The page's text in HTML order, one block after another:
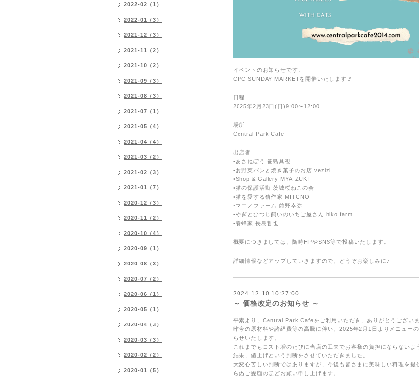
イベントのお知らせです。
CPC SUNDAY MARKETを開催いたします🚩
日程
2025年2月23日(日)9:00〜12:00
場所
Central Park Cafe
出店者
•あさねぼう 笹島具視
•お野菜パンと焼き菓子のお店 vezizi
•Shop & Gallery MYA-ZUKI
•猫の保護活動 茨城桜ねこの会
•猫を愛する猫作家 MITONO
•マエノファーム 前野幸弥
•やぎとひつじ飼いのいちご屋さん hiko farm
•養蜂家 長島哲也
概要につきましては、随時HPやSNS等で投稿いたします。
詳細情報などアップしていきますので、どうぞお楽しみに♪
2024-12-10 10:27:00
～ 価格改定のお知らせ ～
平素より、 Central Park Cafeをご利用いただき、ありがとうございま
昨今の原材料や諸経費等の高騰に伴い、2025年2 月1日よりメニュー
らせいたします。
これまでもコスト増のたびに当店の工夫でお客様の負担にならない
結果、値上げという判断をさせていただきました。
大変心苦しい判断ではありますが、今後も皆さまに美味しい料理を
らぬご愛顧のほどお願い申し上げます。
2022-02（1）
2022-01（3）
2021-12（3）
2021-11（2）
2021-10（2）
2021-09（3）
2021-08（3）
2021-07（1）
2021-05（4）
2021-04（4）
2021-03（2）
2021-02（3）
2021-01（7）
2020-12（3）
2020-11（2）
2020-10（4）
2020-09（1）
2020-08（3）
2020-07（2）
2020-06（1）
2020-05（1）
2020-04（3）
2020-03（3）
2020-02（2）
2020-01（5）